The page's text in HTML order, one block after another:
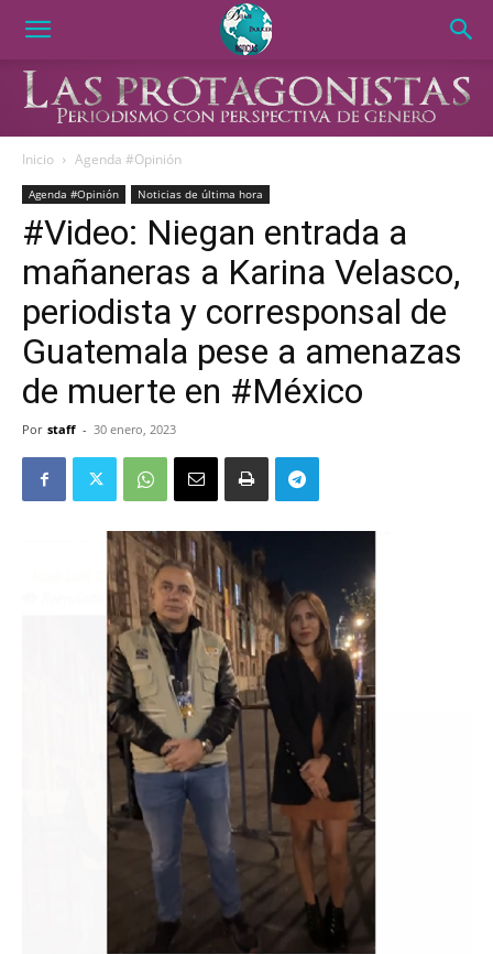
Inicio Agenda #Opinión
Agenda #Opinión Noticias de última hora
#Video: Niegan entrada a
mañaneras a Karina Velasco,
periodista y corresponsal de
Guatemala pese a amenazas
de muerte en #México
Por staff - 30 enero, 2023